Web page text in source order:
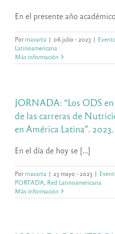
En el presente año
Porrnavarta | 06 julio - 2023 |
Latinoamericana
Más información
JORNADA: “Los ODS
de las carreras de
en América Latina”. 2023.
En el día de hoy se [...]
Porrnavarta | 23 mayo - 2023 |
PORTADA, Red Latinoamericana
Más información